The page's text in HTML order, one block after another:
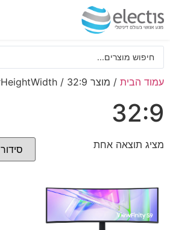
עמוד הבית / מוצר BuisnessMonitorHeightWidth / 32:9
32:9
מציג תוצאה אחת